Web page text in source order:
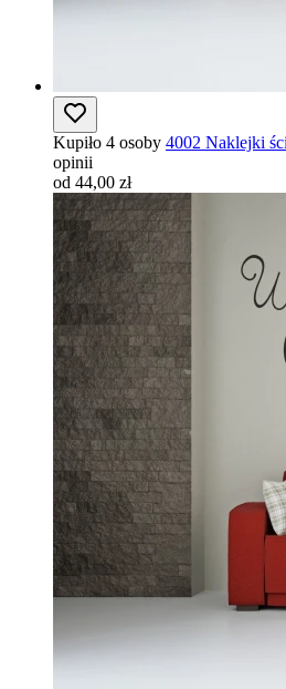
Kupiło 4 osoby 4002 Naklejki
opinii
od 44,00 zł